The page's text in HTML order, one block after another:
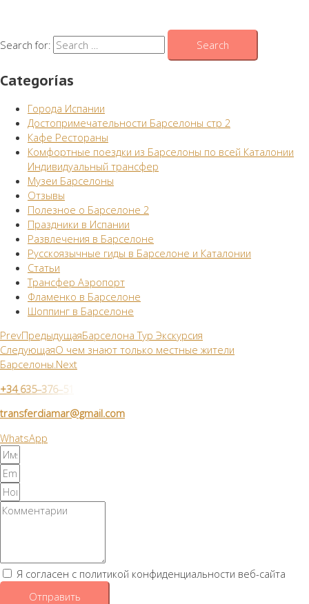
Search for:
Categorías
Города Испании
Достопримечательности Барселоны стр 2
Кафе Рестораны
Комфортные поездки из Барселоны по всей Каталонии
Индивидуальный трансфер
Музеи Барселоны
Отзывы
Полезное о Барселоне 2
Праздники в Испании
Развлечения в Барселоне
Русскоязычные гиды в Барселоне и Каталонии
Статьи
Трансфер Аэропорт
Фламенко в Барселоне
Шоппинг в Барселоне
PrevПредыдущаяБарселона Тур Экскурсия
СледующаяО чем знают только местные жители
Барселоны.Next
+34 635–376–5
transferdiamar@gmail.com
WhatsApp
Я согласен с политикой конфиденциальности веб-сайта
Отправить